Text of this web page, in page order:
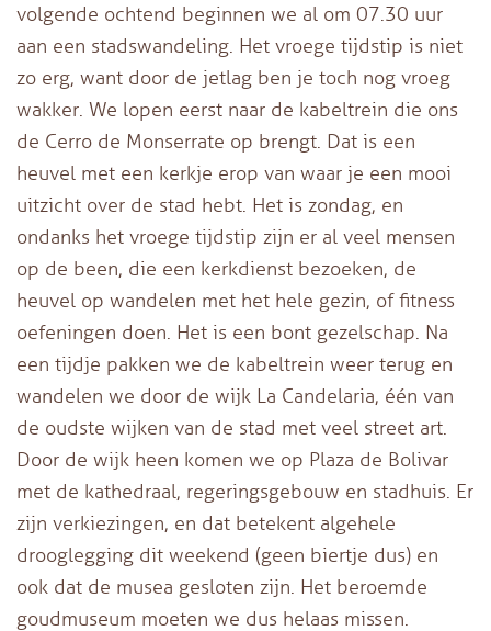
volgende ochtend beginnen we al om 07.30 uur
aan een stadswandeling. Het vroege tijdstip is niet
zo erg, want door de jetlag ben je toch nog vroeg
wakker. We lopen eerst naar de kabeltrein die ons
de Cerro de Monserrate op brengt. Dat is een
heuvel met een kerkje erop van waar je een mooi
uitzicht over de stad hebt. Het is zondag, en
ondanks het vroege tijdstip zijn er al veel mensen
op de been, die een kerkdienst bezoeken, de
heuvel op wandelen met het hele gezin, of fitness
oefeningen doen. Het is een bont gezelschap. Na
een tijdje pakken we de kabeltrein weer terug en
wandelen we door de wijk La Candelaria, één van
de oudste wijken van de stad met veel street art.
Door de wijk heen komen we op Plaza de Bolivar
met de kathedraal, regeringsgebouw en stadhuis. Er
zijn verkiezingen, en dat betekent algehele
drooglegging dit weekend (geen biertje dus) en
ook dat de musea gesloten zijn. Het beroemde
goudmuseum moeten we dus helaas missen.